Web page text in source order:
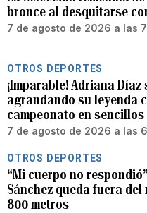
bronce al desquitarse
7 de agosto de 2026 a las
OTROS DEPORTES
¡Imparable! Adriana Díaz
agrandando su leyenda
campeonato en sencillos
7 de agosto de 2026 a las
OTROS DEPORTES
“Mi cuerpo no
Sánchez queda fuera del
800 metros